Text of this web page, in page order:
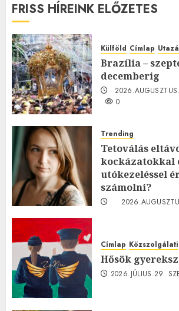
FRISS HÍREINK ELŐZETES
Külföld Címlap
Brazília –
decemberig
0
Trending
Tetoválás
kockázatokkal
utókezeléssel
számolni?
Címlap Közszolgálati
Hősök
2026.JÚLIUS.29.